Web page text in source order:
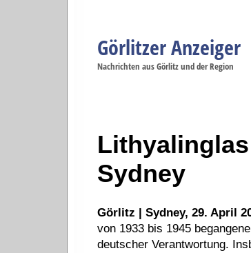
Görlitzer Anzeiger
Nachrichten aus Görlitz und der Region
Sydney
Görlitz | Sydney, 29. April
von 1933 bis 1945
deutscher Verantwortung.